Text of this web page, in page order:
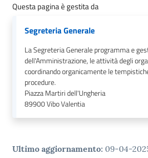
Seguici
Questa pagina è gestita da
Segreteria Generale
La Segreteria Generale programma e
dell'Amministrazione, le attività degli
coordinando organicamente le
procedure.
Piazza Martiri dell'Ungheria
89900Vibo Valentia
Ultimo aggiornamento: 09-04-